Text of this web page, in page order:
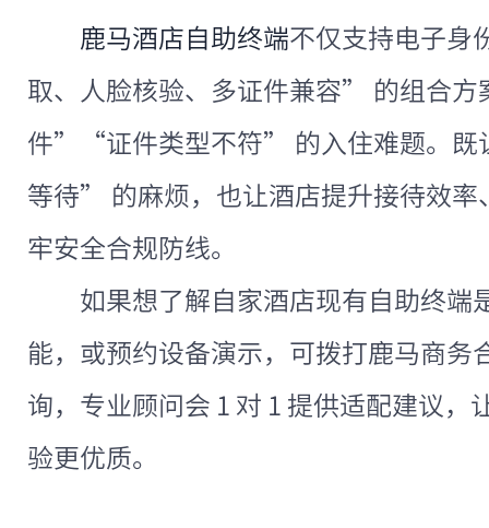
鹿马酒店自助终端不仅支持电子身
取、人脸核验、多证件兼容” 的组合
件”“证件类型不符” 的入住难题。既
等待” 的麻烦，也让酒店提升接待效率
牢安全合规防线。
如果想了解自家酒店现有自助终端
能，或预约设备演示，可拨打鹿马商务
询，专业顾问会 1 对 1 提供适配建议，
验更优质。